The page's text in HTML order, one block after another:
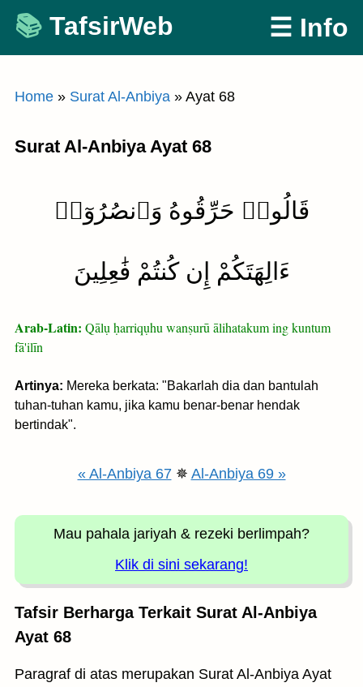
Skip
content
TafsirWeb ☰ Info
Home » Surat Al-Anbiya » Ayat 68
Surat Al-Anbiya Ayat 68
قَالُوا۟ حَرِّقُوهُ وَٱنصُرُوٓا۟
ءَالِهَتَكُمْ إِن كُنتُمْ فَٰعِلِينَ
Arab-Latin: Qālụ ḥarriqụhu wanṣurū ālihatakum ing kuntum
fā'ilīn
Artinya: Mereka berkata: "Bakarlah dia dan bantulah
tuhan-tuhan kamu, jika kamu benar-benar hendak
bertindak".
« Al-Anbiya 67✵ Al-Anbiya 69 »
Mau pahala jariyah & rezeki berlimpah?
Klik di sini sekarang!
Tafsir Berharga Terkait Surat Al-Anbiya
Ayat 68
Paragraf di atas merupakan Surat Al-Anbiya Ayat